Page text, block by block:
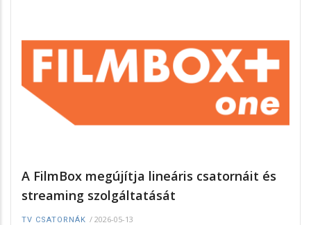
A FilmBox megújítja lineáris csatornáit és
streaming szolgáltatását
TV CSATORNÁK / 2026-05-13